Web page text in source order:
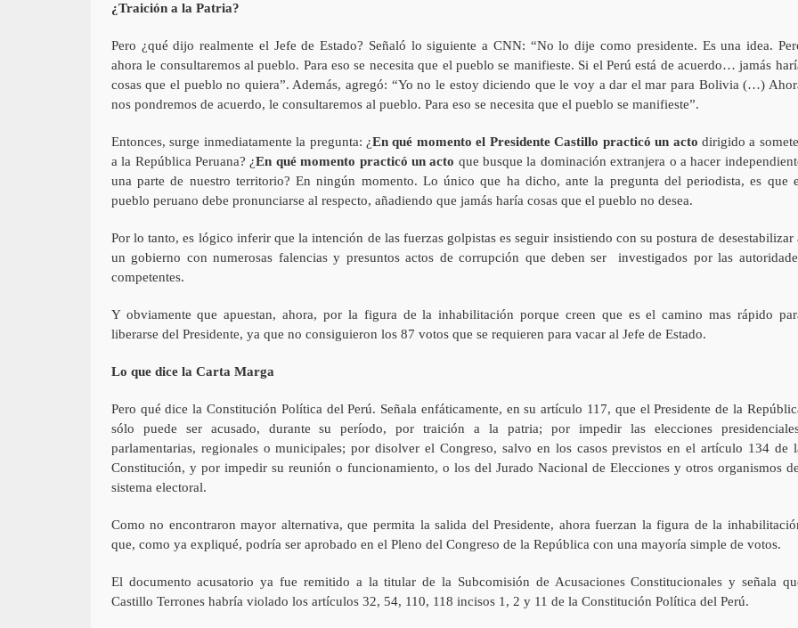
¿Traición a la Patria?
Pero ¿qué dijo realmente el Jefe de Estado? Señaló lo siguiente a CNN: “No lo dije como presidente. Es una idea.
ahora le consultaremos al pueblo. Para eso se necesita que el pueblo se manifieste. Si el Perú está de acuerdo… jamás
cosas que el pueblo no quiera”. Además, agregó: “Yo no le estoy diciendo que le voy a dar el mar para Bolivia (…)
nos pondremos de acuerdo, le consultaremos al pueblo. Para eso se necesita que el pueblo se manifieste”.
Entonces, surge inmediatamente la pregunta: ¿En qué momento el Presidente Castillo practicó un acto dirigido a
a la República Peruana? ¿En qué momento practicó un acto que busque la dominación extranjera o a hacer
una parte de nuestro territorio? En ningún momento. Lo único que ha dicho, ante la pregunta del periodista, es que
pueblo peruano debe pronunciarse al respecto, añadiendo que jamás haría cosas que el pueblo no desea.
Por lo tanto, es lógico inferir que la intención de las fuerzas golpistas es seguir insistiendo con su postura de desestabilizar
un gobierno con numerosas falencias y presuntos actos de corrupción que deben ser investigados por las
competentes.
Y obviamente que apuestan, ahora, por la figura de la inhabilitación porque creen que es el camino mas rápido
liberarse del Presidente, ya que no consiguieron los 87 votos que se requieren para vacar al Jefe de Estado.
Lo que dice la Carta Marga
Pero qué dice la Constitución Política del Perú. Señala enfáticamente, en su artículo 117, que el Presidente de la
sólo puede ser acusado, durante su período, por traición a la patria; por impedir las elecciones
parlamentarias, regionales o municipales; por disolver el Congreso, salvo en los casos previstos en el artículo 134 de
Constitución, y por impedir su reunión o funcionamiento, o los del Jurado Nacional de Elecciones y otros organismos
sistema electoral.
Como no encontraron mayor alternativa, que permita la salida del Presidente, ahora fuerzan la figura de la
que, como ya expliqué, podría ser aprobado en el Pleno del Congreso de la República con una mayoría simple de votos.
El documento acusatorio ya fue remitido a la titular de la Subcomisión de Acusaciones Constitucionales y señala
Castillo Terrones habría violado los artículos 32, 54, 110, 118 incisos 1, 2 y 11 de la Constitución Política del Perú.